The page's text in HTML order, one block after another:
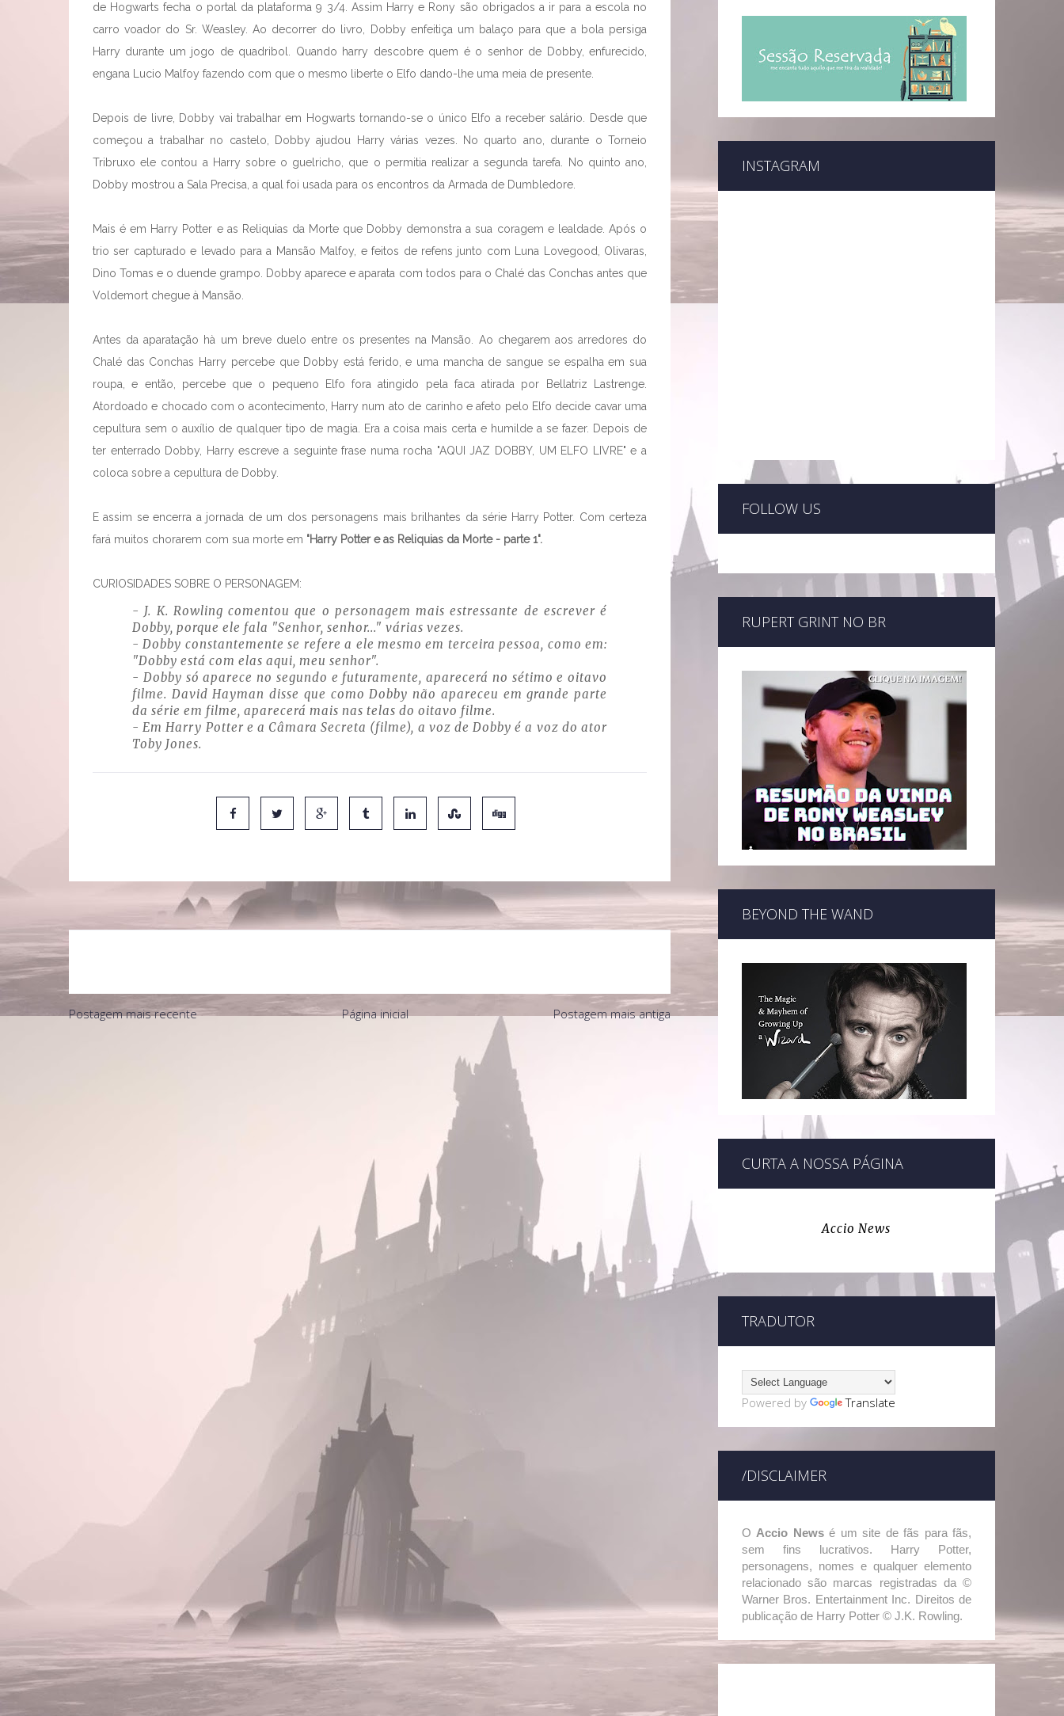
de Hogwarts fecha o portal da plataforma 9 3/4. Assim Harry e Rony são obrigados a ir para a escola no
carro voador do Sr. Weasley. Ao decorrer do livro, Dobby enfeitiça um balaço para que a bola persiga
Harry durante um jogo de quadribol. Quando harry descobre quem é o senhor de Dobby, enfurecido,
engana Lucio Malfoy fazendo com que o mesmo liberte o Elfo dando-lhe uma meia de presente.
Depois de livre, Dobby vai trabalhar em Hogwarts tornando-se o único Elfo a receber salário. Desde que
começou a trabalhar no castelo, Dobby ajudou Harry várias vezes. No quarto ano, durante o Torneio
Tribruxo ele contou a Harry sobre o guelricho, que o permitia realizar a segunda tarefa. No quinto ano,
Dobby mostrou a Sala Precisa, a qual foi usada para os encontros da Armada de Dumbledore.
Mais é em Harry Potter e as Reliquias da Morte que Dobby demonstra a sua coragem e lealdade. Após o
trio ser capturado e levado para a Mansão Malfoy, e feitos de refens junto com Luna Lovegood, Olivaras,
Dino Tomas e o duende grampo. Dobby aparece e aparata com todos para o Chalé das Conchas antes que
Voldemort chegue à Mansão.
Antes da aparatação hà um breve duelo entre os presentes na Mansão. Ao chegarem aos arredores do
Chalé das Conchas Harry percebe que Dobby está ferido, e uma mancha de sangue se espalha em sua
roupa, e então, percebe que o pequeno Elfo fora atingido pela faca atirada por Bellatriz Lastrenge.
Atordoado e chocado com o acontecimento, Harry num ato de carinho e afeto pelo Elfo decide cavar uma
cepultura sem o auxílio de qualquer tipo de magia. Era a coisa mais certa e humilde a se fazer. Depois de
ter enterrado Dobby, Harry escreve a seguinte frase numa rocha "AQUI JAZ DOBBY, UM ELFO LIVRE" e a
coloca sobre a cepultura de Dobby.
E assim se encerra a jornada de um dos personagens mais brilhantes da série Harry Potter. Com certeza
fará muitos chorarem com sua morte em "Harry Potter e as Reliquias da Morte - parte 1".
CURIOSIDADES SOBRE O PERSONAGEM:
- J. K. Rowling comentou que o personagem mais estressante de escrever é
Dobby, porque ele fala "Senhor, senhor..." várias vezes.
- Dobby constantemente se refere a ele mesmo em terceira pessoa, como em:
"Dobby está com elas aqui, meu senhor".
- Dobby só aparece no segundo e futuramente, aparecerá no sétimo e oitavo
filme. David Hayman disse que como Dobby não apareceu em grande parte
da série em filme, aparecerá mais nas telas do oitavo filme.
- Em Harry Potter e a Câmara Secreta (filme), a voz de Dobby é a voz do ator
Toby Jones.
Postagem mais recente Postagem mais antiga
Página inicial
INSTAGRAM
FOLLOW US
RUPERT GRINT NO BR
BEYOND THE WAND
CURTA A NOSSA PÁGINA
Accio News
TRADUTOR
Powered by Translate
/DISCLAIMER
O Accio Newsé um site de fãs para fãs,
sem fins lucrativos. Harry Potter,
personagens, nomes e qualquer elemento
relacionado são marcas registradas da ©
Warner Bros. Entertainment Inc. Direitos de
publicação de Harry Potter © J.K. Rowling.